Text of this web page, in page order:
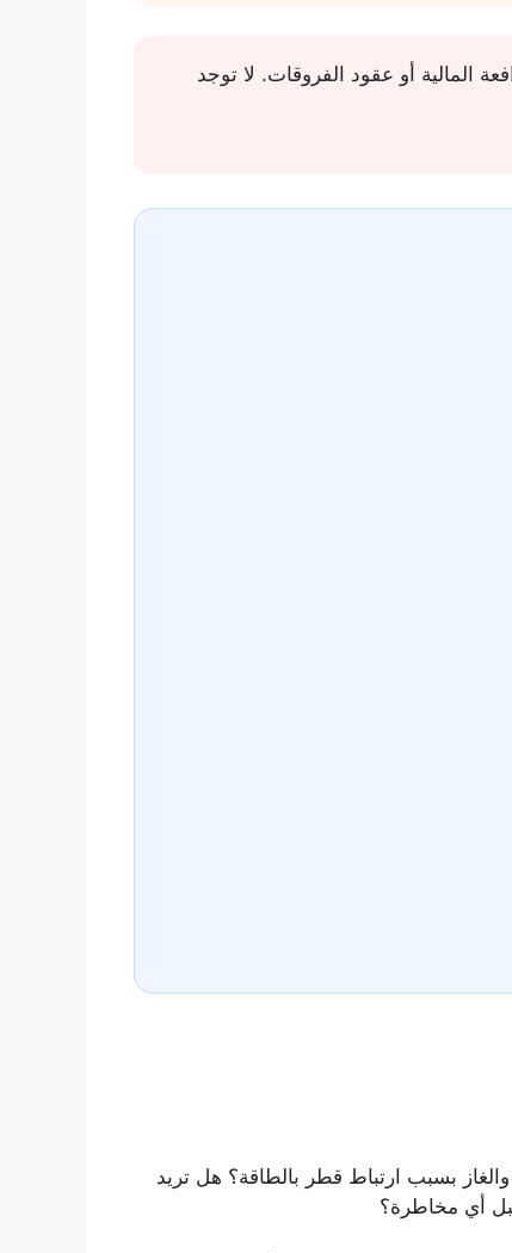
المالية أو عقود الفروقات. لا توجد
بسبب ارتباط قطر بالطاقة؟ هل تريد
أي مخاطرة؟